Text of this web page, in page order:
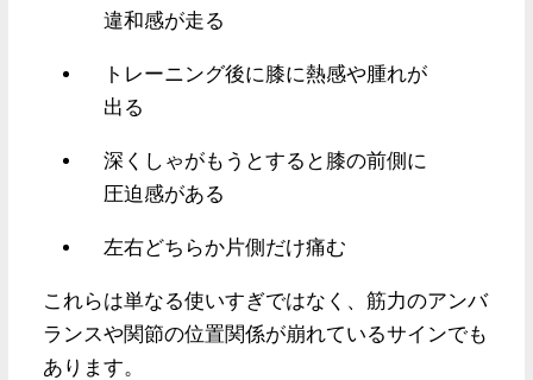
違和感が走る
トレーニング後に膝に熱感や腫れが
出る
深くしゃがもうとすると膝の前側に
圧迫感がある
左右どちらか片側だけ痛む
これらは単なる使いすぎではなく、筋力のアンバ
ランスや関節の位置関係が崩れているサインでも
あります。